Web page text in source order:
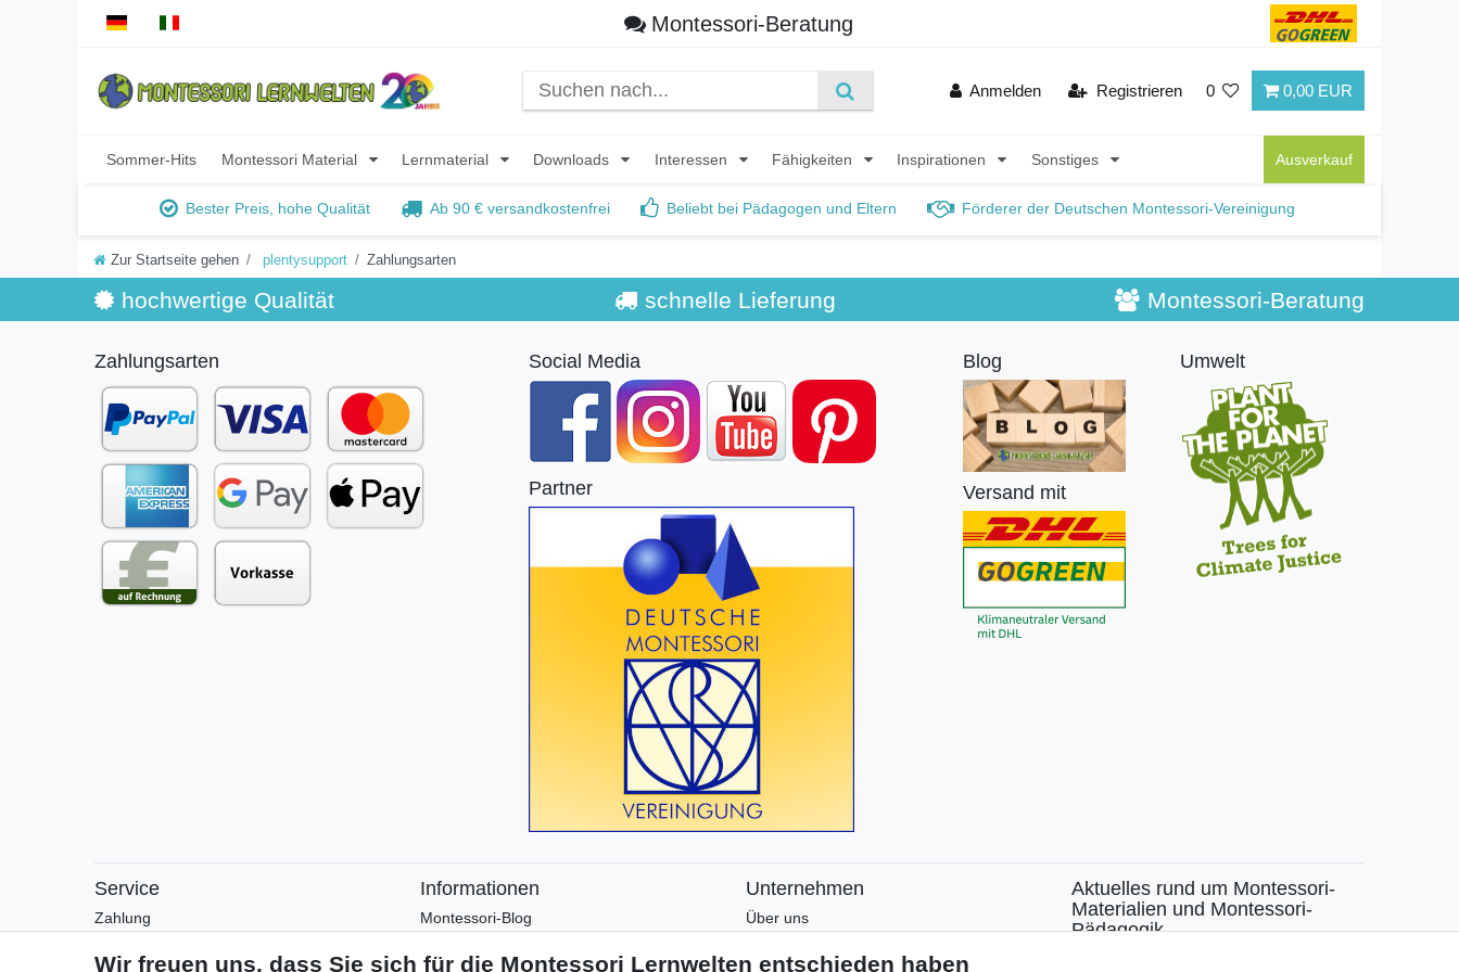
Montessori-Beratung
Anmelden Registrieren 0 0,00 EUR
Sommer-Hits Montessori Material Lernmaterial Downloads Interessen Fähigkeiten Inspirationen Sonstiges Ausverkauf
Bester Preis, hohe Qualität Ab 90 € versandkostenfrei Beliebt bei Pädagogen und Eltern Förderer der Deutschen Montessori-Vereinigung
Zur Startseite gehen plentysupport Zahlungsarten
hochwertige Qualität schnelle Lieferung Montessori-Beratung
Zahlungsarten Social Media
Partner
Blog
Versand mit
Umwelt
Service
Zahlung
Rückgabe
Informationen
Montessori-Blog
Arbeitsblätter
Unternehmen
Über uns
Partnerprogramm
Aktuelles rund um Montessori-
Materialien und Montessori-
Pädagogik.